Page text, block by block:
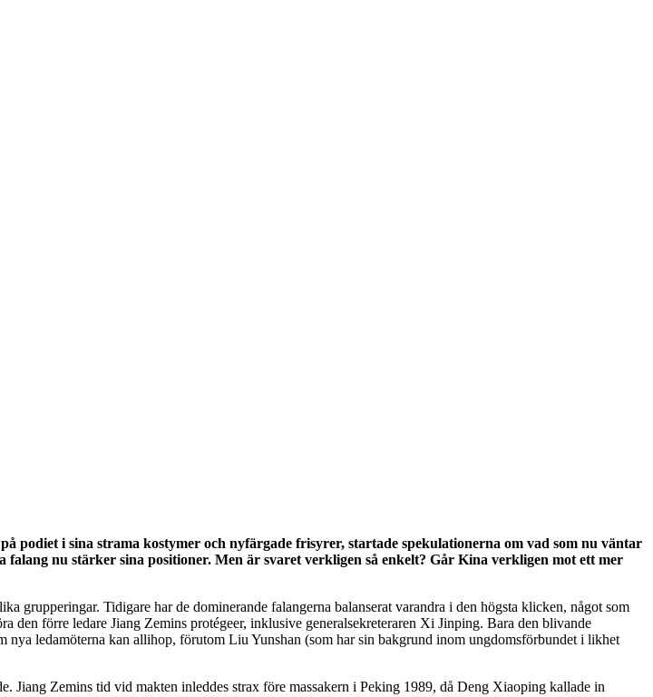
i sina strama kostymer och nyfärgade frisyrer, startade spekulationerna om vad som nu väntar
nu stärker sina positioner. Men är svaret verkligen så enkelt? Går Kina verkligen mot ett mer
grupperingar. Tidigare har de dominerande falangerna balanserat varandra i den högsta klicken, något som
den förre ledare Jiang Zemins protégeer, inklusive generalsekreteraren Xi Jinping. Bara den blivande
ledamöterna kan allihop, förutom Liu Yunshan (som har sin bakgrund inom ungdomsförbundet i likhet
Jiang Zemins tid vid makten inleddes strax före massakern i Peking 1989, då Deng Xiaoping kallade in